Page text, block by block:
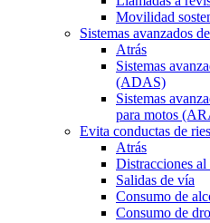
Movilidad
Sistemas avanzados
Atrás
Sistemas
(ADAS)
Sistemas
para motos
Evita conductas de
Atrás
Distracciones
Salidas de vía
Consumo de
Consumo de